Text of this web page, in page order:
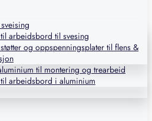
arbeidsbord til svesing
og oppspenningsplater til flens &
til montering og trearbeid
arbeidsbord i aluminium